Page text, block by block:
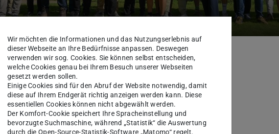
und Messtechnik Fachgebiet Team
Johannes Emmert
Wir möchten die Informationen und das Nutzungserlebnis auf
dieser Webseite an Ihre Bedürfnisse anpassen. Deswegen
verwenden wir sog. Cookies. Sie können selbst entscheiden,
welche Cookies genau bei Ihrem Besuch unserer Webseiten
gesetzt werden sollen.
Einige Cookies sind für den Abruf der Website notwendig, damit
diese auf Ihrem Endgerät richtig anzeigen werden kann. Diese
essentiellen Cookies können nicht abgewählt werden.
Der Komfort-Cookie speichert Ihre Spracheinstellung und
bevorzugte Suchmaschine, während „Statistik“ die Auswertung
durch die Open-Source-Statistik-Software „Matomo“ regelt.